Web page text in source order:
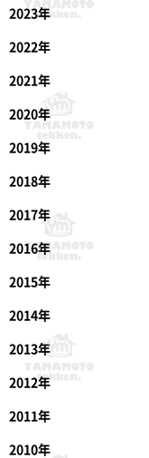
2023年
2022年
2021年
2020年
2019年
2018年
2017年
2016年
2015年
2014年
2013年
2012年
2011年
2010年